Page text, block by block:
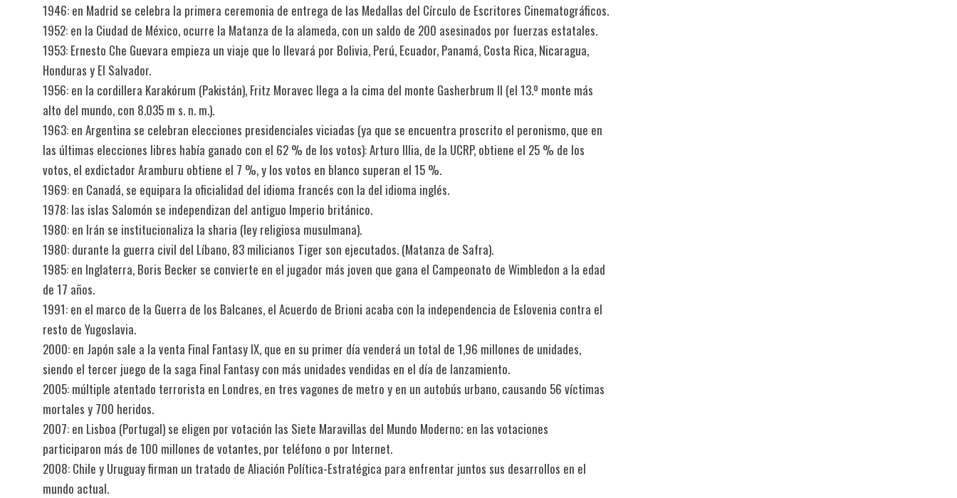
1946: en Madrid se celebra la primera ceremonia de entrega de las Medallas del Círculo de Escritores Cinematográficos.
1952: en la Ciudad de México, ocurre la Matanza de la alameda, con un saldo de 200 asesinados por fuerzas estatales.
1953: Ernesto Che Guevara empieza un viaje que lo llevará por Bolivia, Perú, Ecuador, Panamá, Costa Rica, Nicaragua,
Honduras y El Salvador.
1956: en la cordillera Karakórum (Pakistán), Fritz Moravec llega a la cima del monte Gasherbrum II (el 13.º monte más
alto del mundo, con 8.035 m s. n. m.).
1963: en Argentina se celebran elecciones presidenciales viciadas (ya que se encuentra proscrito el peronismo, que en
las últimas elecciones libres había ganado con el 62 % de los votos): Arturo Illia, de la UCRP, obtiene el 25 % de los
votos, el exdictador Aramburu obtiene el 7 %, y los votos en blanco superan el 15 %.
1969: en Canadá, se equipara la oficialidad del idioma francés con la del idioma inglés.
1978: las islas Salomón se independizan del antiguo Imperio británico.
1980: en Irán se institucionaliza la sharia (ley religiosa musulmana).
1980: durante la guerra civil del Líbano, 83 milicianos Tiger son ejecutados. (Matanza de Safra).
1985: en Inglaterra, Boris Becker se convierte en el jugador más joven que gana el Campeonato de Wimbledon a la edad
de 17 años.
1991: en el marco de la Guerra de los Balcanes, el Acuerdo de Brioni acaba con la independencia de Eslovenia contra el
resto de Yugoslavia.
2000: en Japón sale a la venta Final Fantasy IX, que en su primer día venderá un total de 1,96 millones de unidades,
siendo el tercer juego de la saga Final Fantasy con más unidades vendidas en el día de lanzamiento.
2005: múltiple atentado terrorista en Londres, en tres vagones de metro y en un autobús urbano, causando 56 víctimas
mortales y 700 heridos.
2007: en Lisboa (Portugal) se eligen por votación las Siete Maravillas del Mundo Moderno; en las votaciones
participaron más de 100 millones de votantes, por teléfono o por Internet.
2008: Chile y Uruguay firman un tratado de Aliación Política-Estratégica para enfrentar juntos sus desarrollos en el
mundo actual.